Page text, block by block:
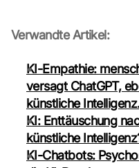
Verwandte Artikel:
KI-Empathie:
versagt ChatGPT,
künstliche
KI: Enttäuschung
künstliche
KI-Chatbots:
d
o
G
o
o
g
l
e